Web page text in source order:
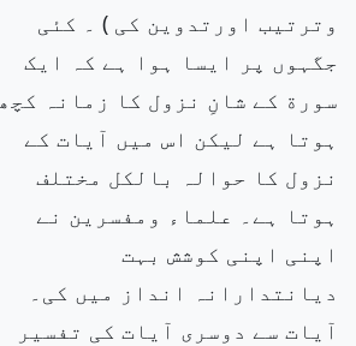
وترتیب اورتدوین کی ) ۔ کئی
جگہوں پر ایسا ہوا ہے کہ ایک
سورة کے شانِ نزول کا زمانہ کچھ
ہوتا ہے لیکن اس میں آیات کے
نزول کا حوالہ بالکل مختلف
ہوتا ہے۔ علماء ومفسرین نے
اپنی اپنی کوشش بہت
دیانتدارانہ انداز میں کی۔
آیات سے دوسری آیات کی تفسیر